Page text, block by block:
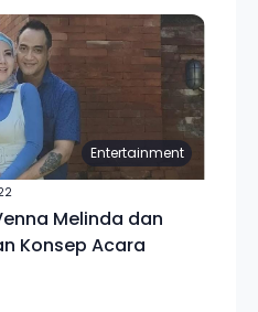
Entertainment
Melinda dan
Konsep Acara